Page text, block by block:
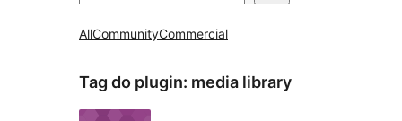
AllCommunityCommercial
Tag do plugin: media library